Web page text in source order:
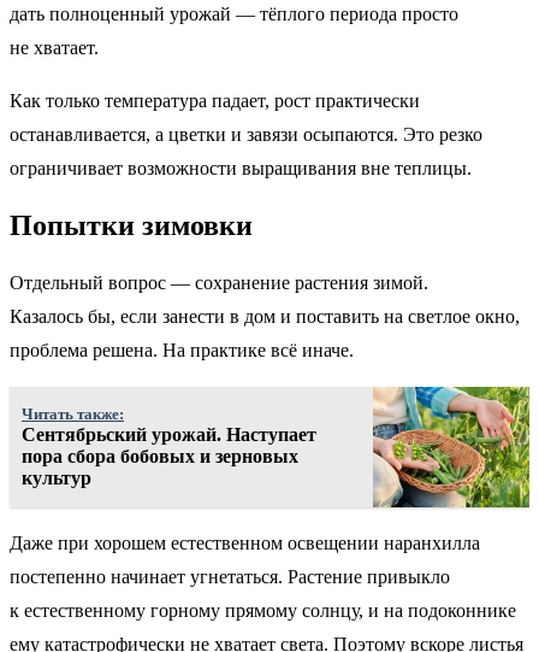
дать полноценный урожай — тёплого периода просто
не хватает.
Как только температура падает, рост практически
останавливается, а цветки и завязи осыпаются. Это резко
ограничивает возможности выращивания вне теплицы.
Попытки зимовки
Отдельный вопрос — сохранение растения зимой.
Казалось бы, если занести в дом и поставить на светлое окно,
проблема решена. На практике всё иначе.
Читать также:
Сентябрьский урожай. Наступает
пора сбора бобовых и зерновых
культур
Даже при хорошем естественном освещении наранхилла
постепенно начинает угнетаться. Растение привыкло
к естественному горному прямому солнцу, и на подоконнике
ему катастрофически не хватает света. Поэтому вскоре листья